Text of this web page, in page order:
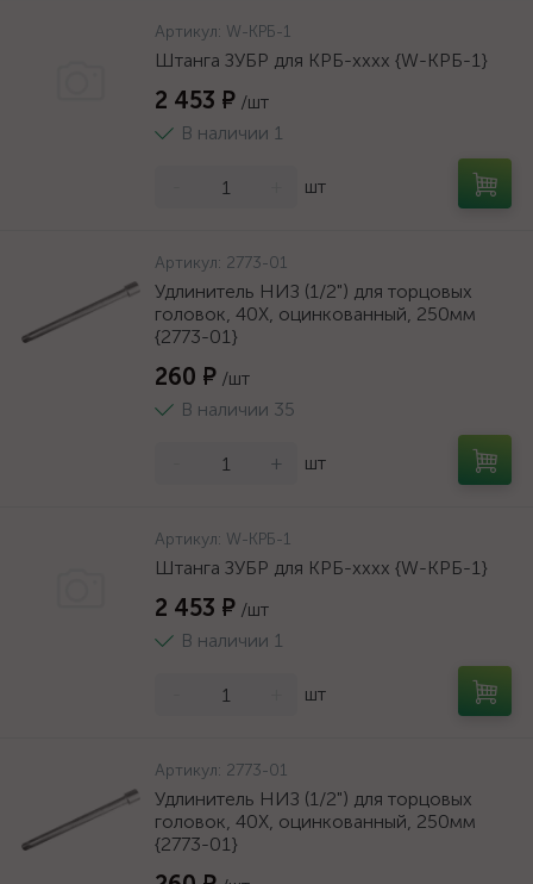
Артикул: W-КРБ-1
Штанга ЗУБР для КРБ-хххх {W-КРБ-1}
2 453 ₽ /шт
В наличии 1
шт
Артикул: 2773-01
Удлинитель НИЗ (1/2") для торцовых
головок, 40Х, оцинкованный, 250мм
{2773-01}
260 ₽ /шт
В наличии 35
+ шт
Артикул: W-КРБ-1
Штанга ЗУБР для КРБ-хххх {W-КРБ-1}
2 453 ₽ /шт
В наличии 1
шт
Артикул: 2773-01
Удлинитель НИЗ (1/2") для торцовых
головок, 40Х, оцинкованный, 250мм
{2773-01}